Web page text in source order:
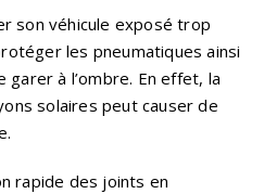
son véhicule exposé trop
les pneumatiques ainsi
à l’ombre. En effet, la
solaires peut causer de
rapide des joints en